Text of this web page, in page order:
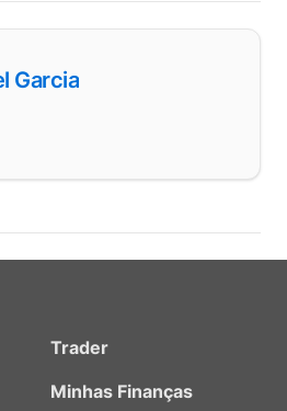
Garcia
Trader
Minhas Finanças